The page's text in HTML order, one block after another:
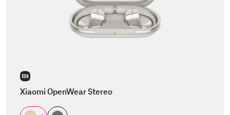
Xiaomi OpenWear Stereo